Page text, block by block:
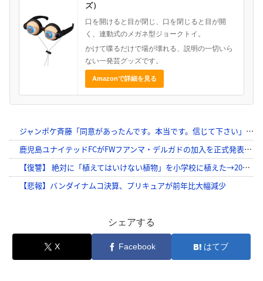
ズ）
口を開けると目が閉じ、口を閉じると目が開
く、連動式のメガネ型ジョークトイ。
かけて喋るだけで場が壊れる、説明の一切いら
ない一発芸グッズです。
Amazonで詳細を見る
シェアする
X Facebook はてブ